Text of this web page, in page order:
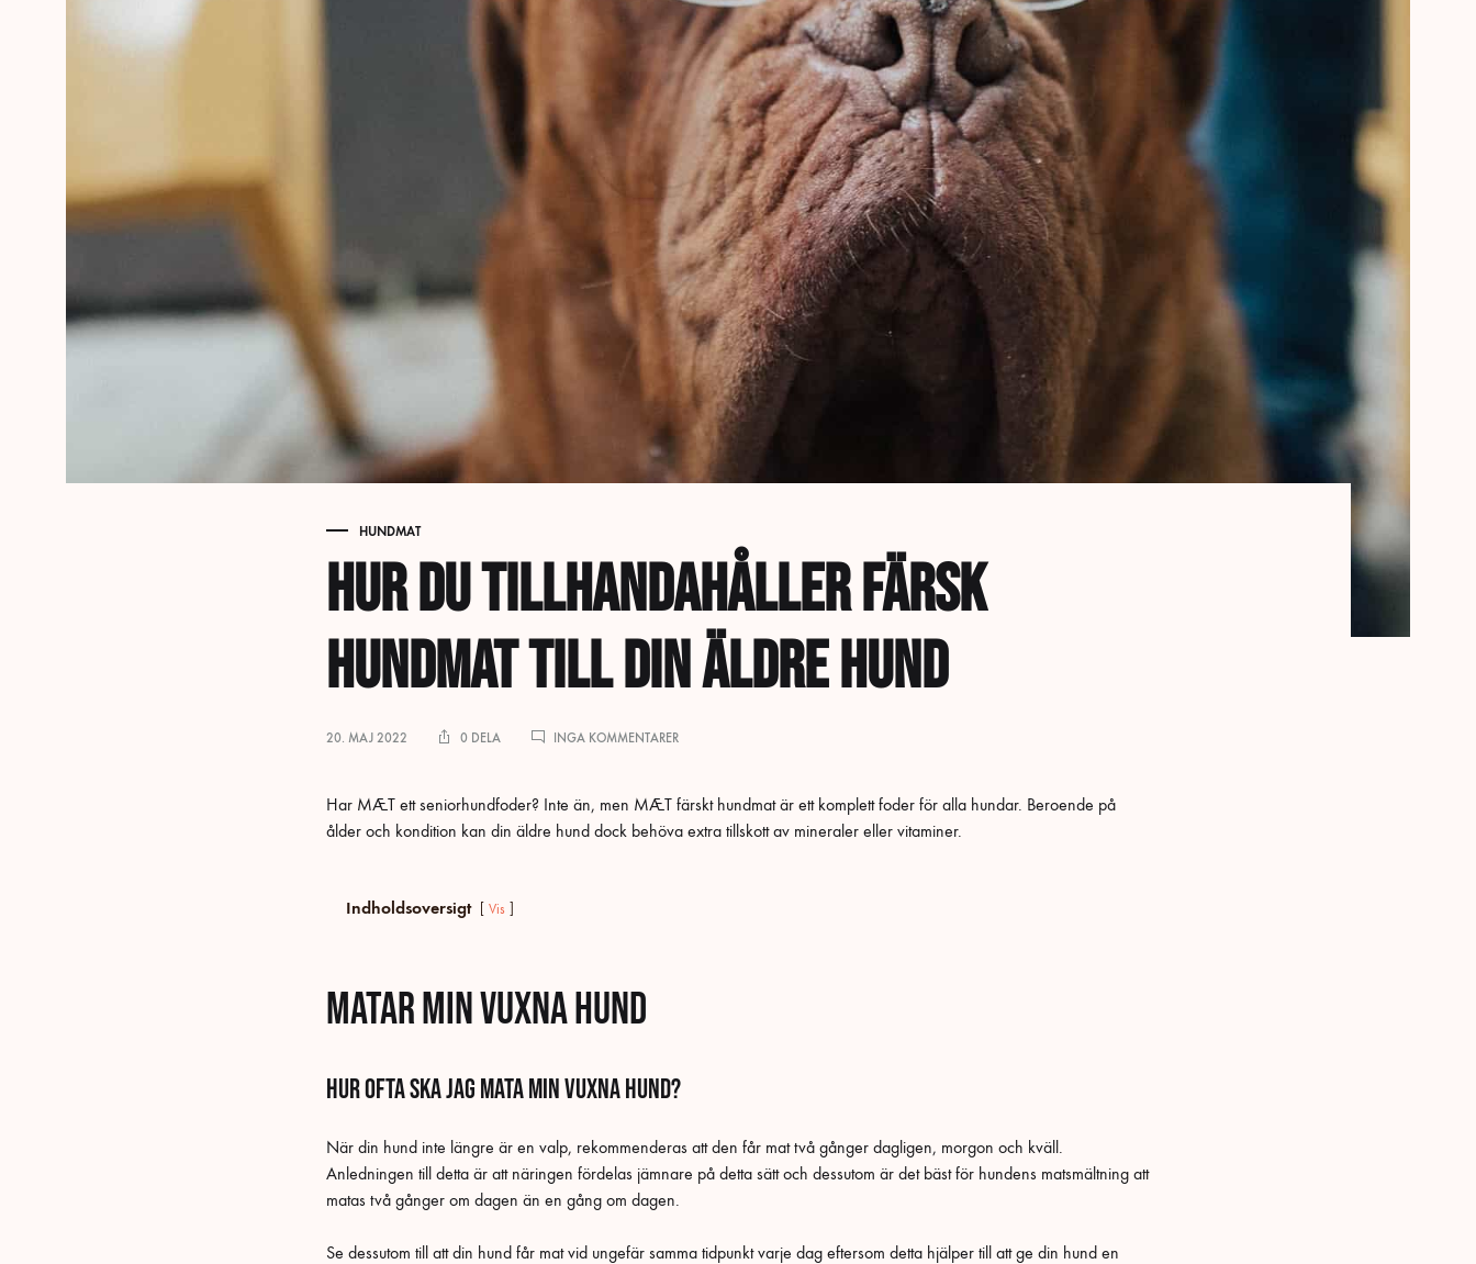
HUNDMAT
Hur du tillhandahåller färsk
hundmat till din äldre hund
20. MAJ 2022 0 DELA INGA KOMMENTARERTILL
TILLHANDAHÅLLER
HUNDMAT
Har MÆT ett seniorhundfoder? Inte än, men MÆT färskt hundmat är ett komplett foder för alla hundar. Beroende på
ålder och kondition kan din äldre hund dock behöva extra tillskott av mineraler eller vitaminer.
Indholdsoversigt Vis
Matar min vuxna hund
Hur ofta ska jag mata min vuxna hund?
När din hund inte längre är en valp, rekommenderas att den får mat två gånger dagligen, morgon och kväll.
Anledningen till detta är att näringen fördelas jämnare på detta sätt och dessutom är det bäst för hundens matsmältning att
matas två gånger om dagen än en gång om dagen.
Se dessutom till att din hund får mat vid ungefär samma tidpunkt varje dag eftersom detta hjälper till att ge din hund en